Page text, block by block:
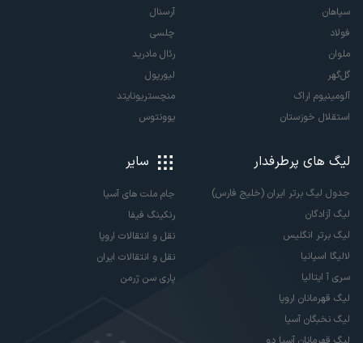
سپاهان
فولاد
ملوان
گل‌گهر
آلومینیوم اراک
استقلال خوزستان
آرسنال
چلسی
رئال مادرید
لیورپول
منچستریونایتد
یوونتوس
لیگ های پرطرفدار
جدول لیگ برتر ایران (خلیج فارس)
لیگ آزادگان
لیگ برتر انگلیس
لالیگا اسپانیا
سری آ ایتالیا
لیگ قهرمانان اروپا
لیگ نخبگان آسیا
سایر
جام ملت های آسیا
رنکینگ فیفا
نقل و انتقالات اروپا
نقل و انتقالات ایران
پاری سن ژرمن